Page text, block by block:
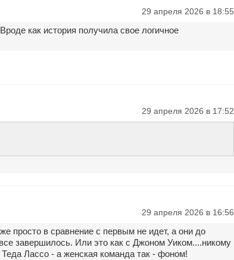
29 апреля 2026 в 18:55
как история получила свое логичное
29 апреля 2026 в 17:52
29 апреля 2026 в 16:56
просто в сравнение с первым не идет, а они до
завершилось. Или это как с Джоном Уиком....никому
Лассо - а женская команда так - фоном!